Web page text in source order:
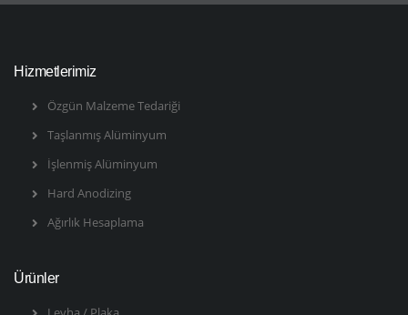
Hizmetlerimiz
Özgün Malzeme Tedariği
Taşlanmış Alüminyum
İşlenmiş Alüminyum
Hard Anodizing
Ağırlık Hesaplama
Ürünler